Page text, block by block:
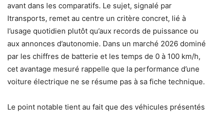
avant dans les comparatifs. Le sujet, signalé par
Itransports, remet au centre un critère concret, lié à
l’usage quotidien plutôt qu’aux records de puissance ou
aux annonces d’autonomie. Dans un marché 2026 dominé
par les chiffres de batterie et les temps de 0 à 100 km/h,
cet avantage mesuré rappelle que la performance d’une
voiture électrique ne se résume pas à sa fiche technique.
Le point notable tient au fait que des véhicules présentés